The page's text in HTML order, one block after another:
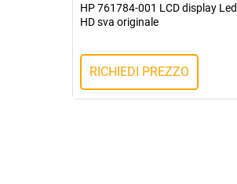
HP 761784-001 LCD display Led
HD sva originale
RICHIEDI PREZZO